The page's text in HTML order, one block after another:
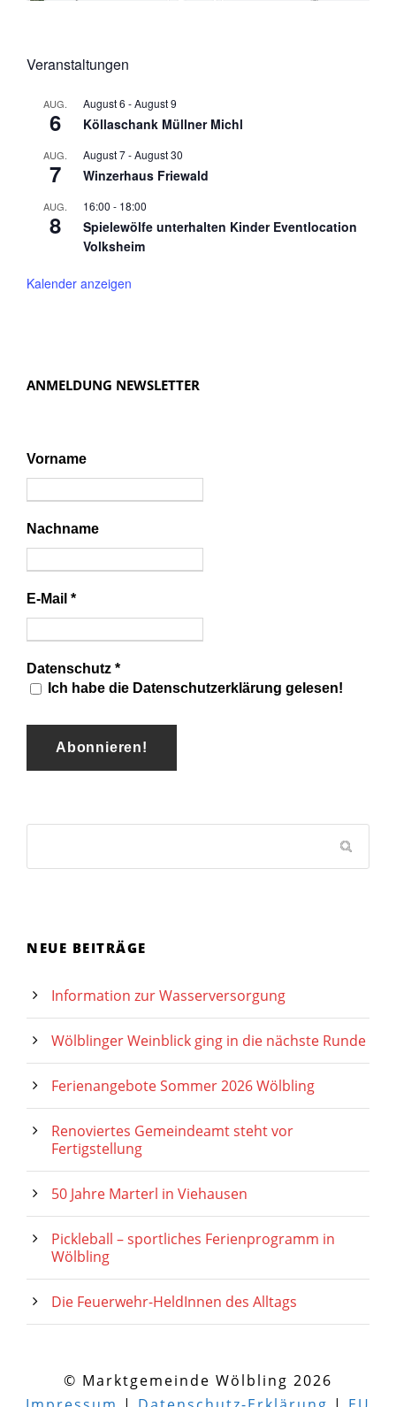
Veranstaltungen
AUG.
6
August 6 -August 9
Köllaschank Müllner Michl
AUG.
7
August 7-August 30
Winzerhaus Friewald
AUG.
8
16:00 - 18:00
Spielewölfe unterhalten Kinder Eventlocation
Volksheim
Kalender anzeigen
ANMELDUNG NEWSLETTER
Vorname
Nachname
E-Mail *
Datenschutz *
Ich habe die Datenschutzerklärung gelesen!
NEUE BEITRÄGE
Information zur Wasserversorgung
Wölblinger Weinblick ging in die nächste Runde
Ferienangebote Sommer 2026 Wölbling
Renoviertes Gemeindeamt steht vor
Fertigstellung
50 Jahre Marterl in Viehausen
Pickleball – sportliches Ferienprogramm in
Wölbling
Die Feuerwehr-HeldInnen des Alltags
© Marktgemeinde Wölbling 2026